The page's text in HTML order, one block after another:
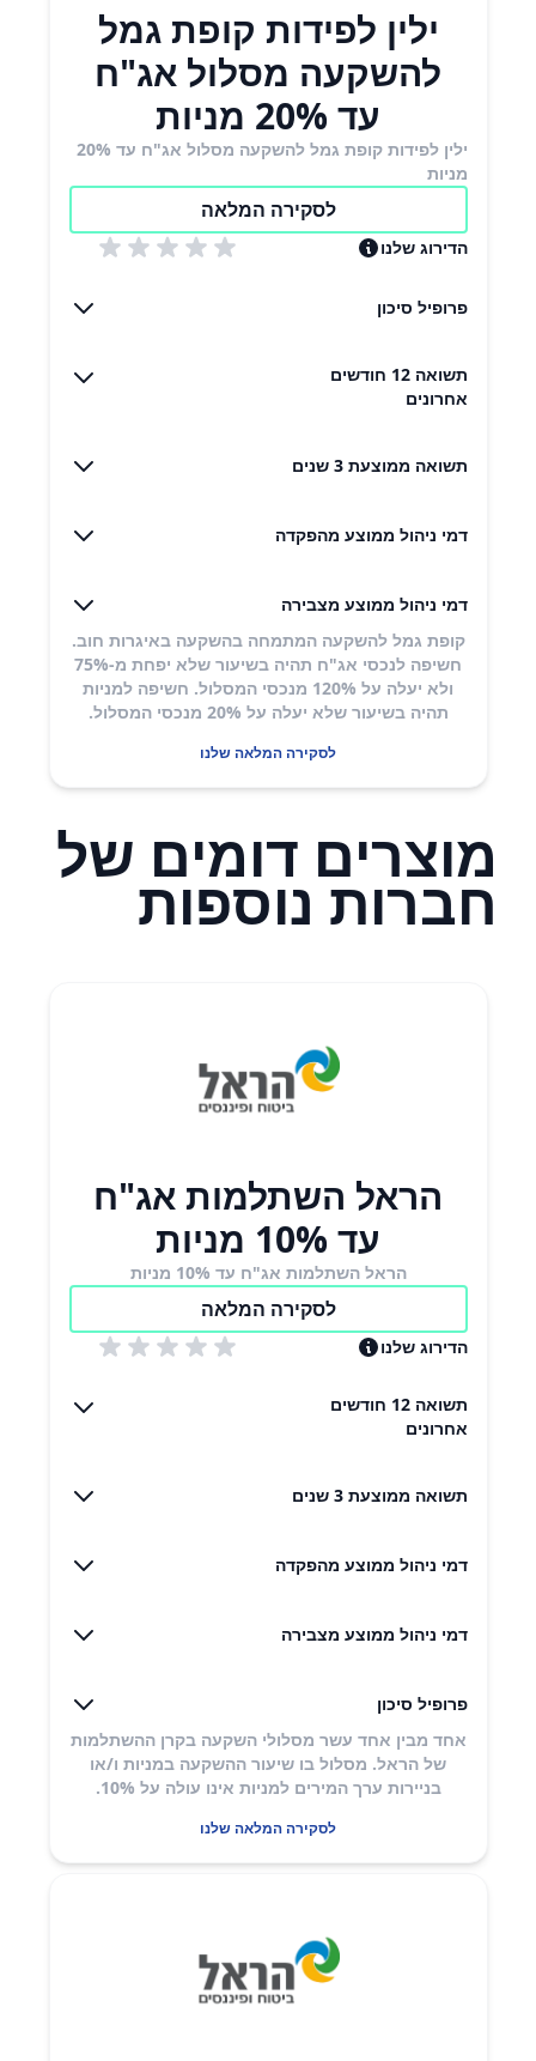
ילין לפידות קופת גמל
להשקעה מסלול אג"ח
עד 20% מניות
ילין לפידות קופת גמל להשקעה מסלול אג"ח עד 20%
מניות
לסקירה המלאה
הדירוג שלנו
פרופיל סיכון
תשואה 12 חודשים
אחרונים
תשואה ממוצעת 3 שנים
דמי ניהול ממוצע מהפקדה
דמי ניהול ממוצע מצבירה
קופת גמל להשקעה המתמחה בהשקעה באיגרות חוב.
חשיפה לנכסי אג"ח תהיה בשיעור שלא יפחת מ-75%
ולא יעלה על 120% מנכסי המסלול. חשיפה למניות
תהיה בשיעור שלא יעלה על 20% מנכסי המסלול.
לסקירה המלאה שלנו
מוצרים דומים של
חברות נוספות
הראל השתלמות אג"ח
עד 10% מניות
הראל השתלמות אג"ח עד 10% מניות
לסקירה המלאה
הדירוג שלנו
תשואה 12 חודשים
אחרונים
תשואה ממוצעת 3 שנים
דמי ניהול ממוצע מהפקדה
דמי ניהול ממוצע מצבירה
פרופיל סיכון
אחד מבין אחד עשר מסלולי השקעה בקרן ההשתלמות
של הראל. מסלול בו שיעור ההשקעה במניות ו/או
בניירות ערך המירים למניות אינו עולה על 10%.
לסקירה המלאה שלנו